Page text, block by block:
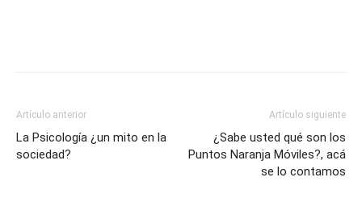
Artículo anterior
La Psicología ¿un mito en la
sociedad?
Artículo siguiente
¿Sabe usted qué son los
Puntos Naranja Móviles?, acá
se lo contamos